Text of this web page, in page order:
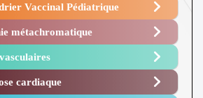
Vaccinal Pédiatrique
métachromatique
cardiaque